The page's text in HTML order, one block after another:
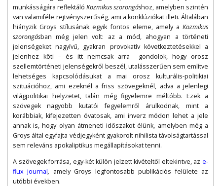
munkásságára reflektáló Kozmikus szorongáshoz, amelyben szintén
van valamiféle rejtvényszerűség, ami a konklúziókat illeti. Általában
hiányzik Groys stílusának egyik fontos eleme, amely a Kozmikus
szorongásban még jelen volt: az a mód, ahogyan a történeti
jelenségeket nagyívű, gyakran provokatív következtetésekkel a
jelenhez köti – és itt nemcsak arra gondolok, hogy orosz
szellemtörténeti jelenségekről beszél, utalásszerűen sem említve
lehetséges kapcsolódásukat a mai orosz kulturális-politikiai
szituációhoz, ami ezeknél a friss szövegeknél, adva a jelenlegi
világpolitikai helyzetet, talán még figyelemre méltóbb. Ezek a
szövegek nagyobb kutatói fegyelemről árulkodnak, mint a
korábbiak, kifejezetten óvatosak, ami inverz módon lehet a jele
annak is, hogy olyan átmeneti időszakot élünk, amelyben még a
Groys által egyfajta védjegyként gyakorolt nihilista távolságtartással
sem releváns apokaliptikus megállapításokat tenni.
A szövegek forrása, egy-két külön jelzett kivételtől eltekintve, az e-
flux journal, amely Groys legfontosabb publikációs felülete az
utóbbi években.